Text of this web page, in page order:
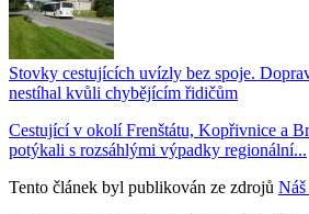
Stovky cestujících uvízly bez spoje.
nestíhal kvůli chybějícím řidičům
Cestující v okolí Frenštátu, Kopřivnice a
potýkali s rozsáhlými výpadky regionální...
Tento článek byl publikován ze zdrojů